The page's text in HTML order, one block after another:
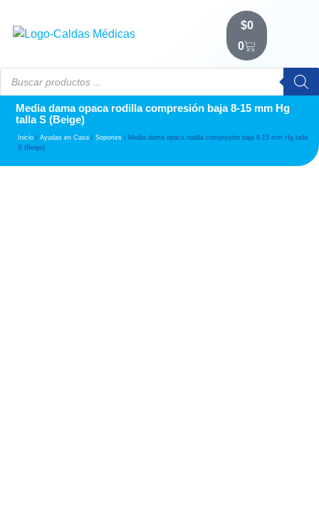
$0
0
Media dama opaca rodilla compresión baja 8-15 mm Hg
talla S (Beige)
Inicio / Ayudas en Casa / Soportes / Media dama opaca rodilla compresión baja 8-15 mm Hg talla
S (Beige)